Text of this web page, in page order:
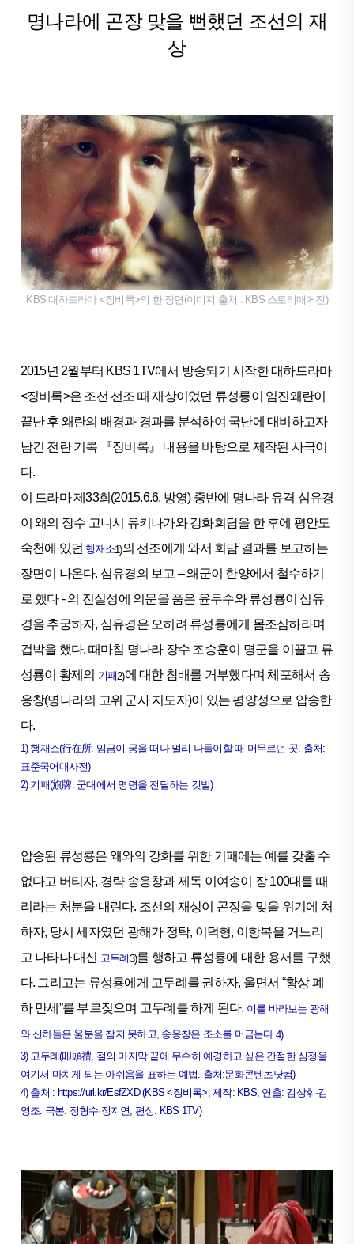
명나라에 곤장 맞을 뻔했던 조선의 재
상
KBS 대하드라마 <징비록>의 한 장면(이미지 출처 : KBS 스토리매거진)
2015년 2월부터 KBS 1TV에서 방송되기 시작한 대하드라마
<징비록>은 조선 선조 때 재상이었던 류성룡이 임진왜란이
끝난 후 왜란의 배경과 경과를 분석하여 국난에 대비하고자
남긴 전란 기록 『징비록』 내용을 바탕으로 제작된 사극이
다.
이 드라마 제33회(2015.6.6. 방영) 중반에 명나라 유격 심유경
이 왜의 장수 고니시 유키나가와 강화회담을 한 후에 평안도
숙천에 있던행재소1)의 선조에게 와서 회담 결과를 보고하는
장면이 나온다. 심유경의 보고 – 왜군이 한양에서 철수하기
로 했다 - 의 진실성에 의문을 품은 윤두수와 류성룡이 심유
경을 추궁하자, 심유경은 오히려 류성룡에게 몸조심하라며
겁박을 했다. 때마침 명나라 장수 조승훈이 명군을 이끌고 류
성룡이 황제의 기패2)에 대한 참배를 거부했다며 체포해서 송
응창(명나라의 고위 군사 지도자)이 있는 평양성으로 압송한
다.
1) 행재소(行在所. 임금이 궁을 떠나 멀리 나들이할 때 머무르던 곳. 출처:
표준국어대사전)
2) 기패(旗牌. 군대에서 명령을 전달하는 깃발)
압송된 류성룡은 왜와의 강화를 위한 기패에는 예를 갖출 수
없다고 버티자, 경략 송응창과 제독 이여송이 장 100대를 때
리라는 처분을 내린다. 조선의 재상이 곤장을 맞을 위기에 처
하자, 당시 세자였던 광해가 정탁, 이덕형, 이항복을 거느리
고 나타나 대신 고두례3)를 행하고 류성룡에 대한 용서를 구했
다. 그리고는 류성룡에게 고두례를 권하자, 울면서 “황상 폐
하 만세”를 부르짖으며 고두례를 하게 된다. 이를 바라보는 광해
와 신하들은 울분을 참지 못하고, 송응창은 조소를 머금는다.4)
3) 고두례(叩頭禮. 절의 마지막 끝에 무수히 예경하고 싶은 간절한 심정을
여기서 마치게 되는 아쉬움을 표하는 예법. 출처:문화콘텐츠닷컴)
4) 출처 : https://url.kr/EsfZXD (KBS <징비록>, 제작: KBS, 연출: 김상휘·김
영조. 극본: 정형수·정지연, 편성: KBS 1TV)